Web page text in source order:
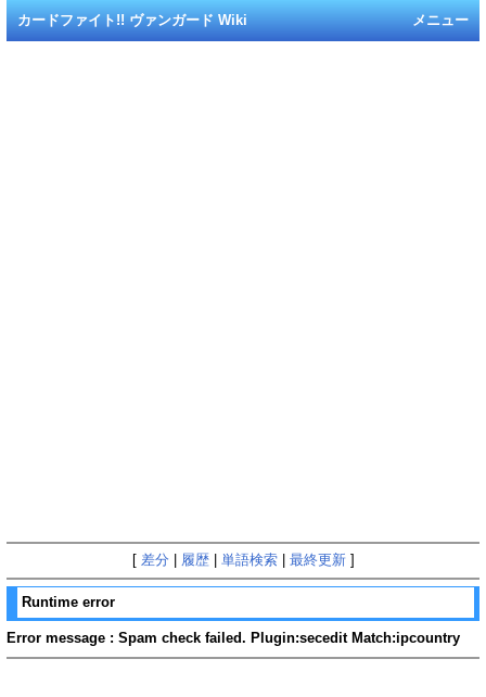
メニュー
カードファイト!! ヴァンガード Wiki
[ 差分 履歴| 単語検索| 最終更新]
Runtime error
Error message : Spam check failed. Plugin:secedit Match:ipcountry